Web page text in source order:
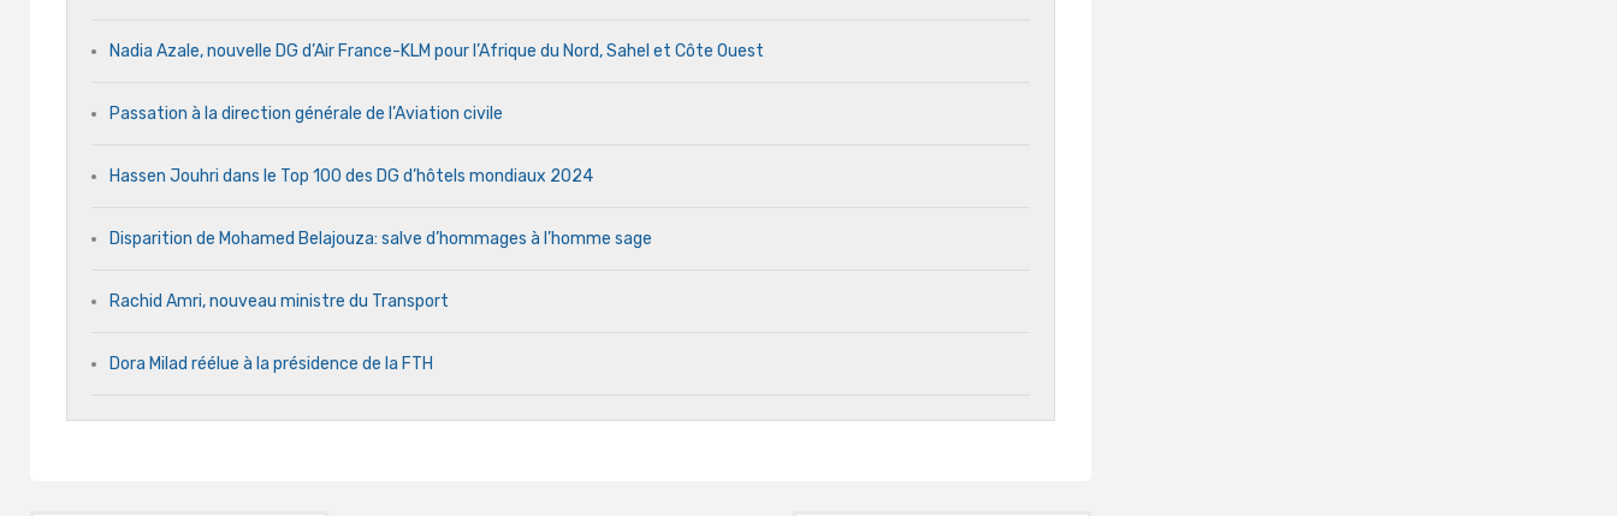
Nadia Azale, nouvelle DG d’Air France-KLM pour l’Afrique du Nord, Sahel et Côte Ouest
Passation à la direction générale de l’Aviation civile
Hassen Jouhri dans le Top 100 des DG d’hôtels mondiaux 2024
Disparition de Mohamed Belajouza: salve d’hommages à l’homme sage
Rachid Amri, nouveau ministre du Transport
Dora Milad réélue à la présidence de la FTH